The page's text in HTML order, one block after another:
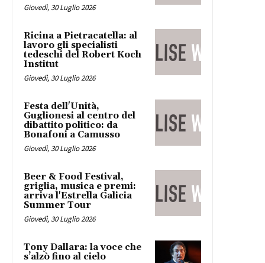
Giovedì, 30 Luglio 2026
Ricina a Pietracatella: al
lavoro gli specialisti
tedeschi del Robert Koch
Institut
Giovedì, 30 Luglio 2026
Festa dell'Unità,
Guglionesi al centro del
dibattito politico: da
Bonafoni a Camusso
Giovedì, 30 Luglio 2026
Beer & Food Festival,
griglia, musica e premi:
arriva l'Estrella Galicia
Summer Tour
Giovedì, 30 Luglio 2026
Tony Dallara: la voce che
s’alzò fino al cielo